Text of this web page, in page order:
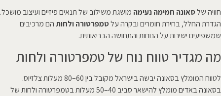
חוויה שלסאונה חמימה נעימה מושגת משילוב של תנאים פיזיים ועיצוב מושכל.
הגדרת החלל, בחירת חומרים ובקרה עלטמפרטורה ולחותהם מרכיבים
שמשפיעים ישירות על הנוחות והתחושה הבריאותית.
מה מגדיר טווח נוח של טמפרטורה ולחות
לטווח המומלץ בסאונה יבשה בישראל מקובל בין 60–80 מעלות צלזיוס.
בסאונה באדים מומלץ להישאר סביב 40–50 מעלות בטמפרטורה ולחות של